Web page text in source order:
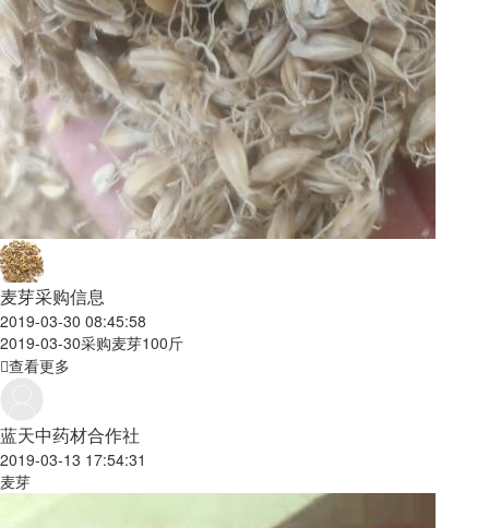
麦芽采购信息
2019-03-30 08:45:58
2019-03-30采购麦芽100斤
查看更多
蓝天中药材合作社
2019-03-13 17:54:31
麦芽